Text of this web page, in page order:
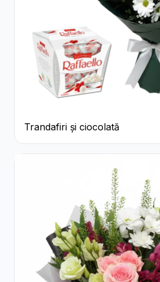
Trandafiri și ciocolată